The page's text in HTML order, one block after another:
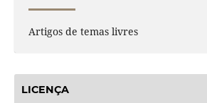
Artigos de temas livres
LICENÇA